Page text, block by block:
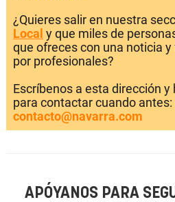
¿Quieres salir en nuestra
Local y que miles de
que ofreces con una noticia
por profesionales?
Escríbenos a esta dirección
para contactar cuando antes:
contacto@navarra.com
APÓYANOS PARA